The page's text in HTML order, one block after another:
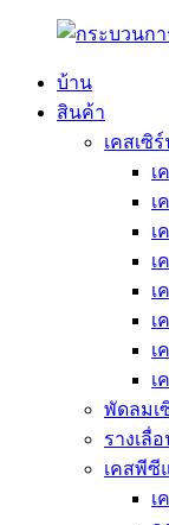
บ้าน
สินค้า
เคสเซิ
เ
เ
เ
เ
เ
เ
เ
เ
พัดลมเ
รางเลื่
เคสพีซี
เ